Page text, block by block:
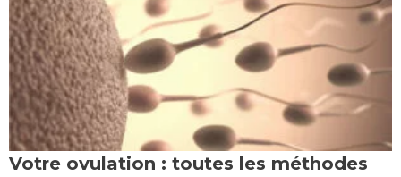
Votre ovulation : toutes les méthodes